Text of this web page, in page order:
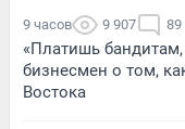
9 часов 9 907 89
«Платишь
бизнесмен о том,
Востока